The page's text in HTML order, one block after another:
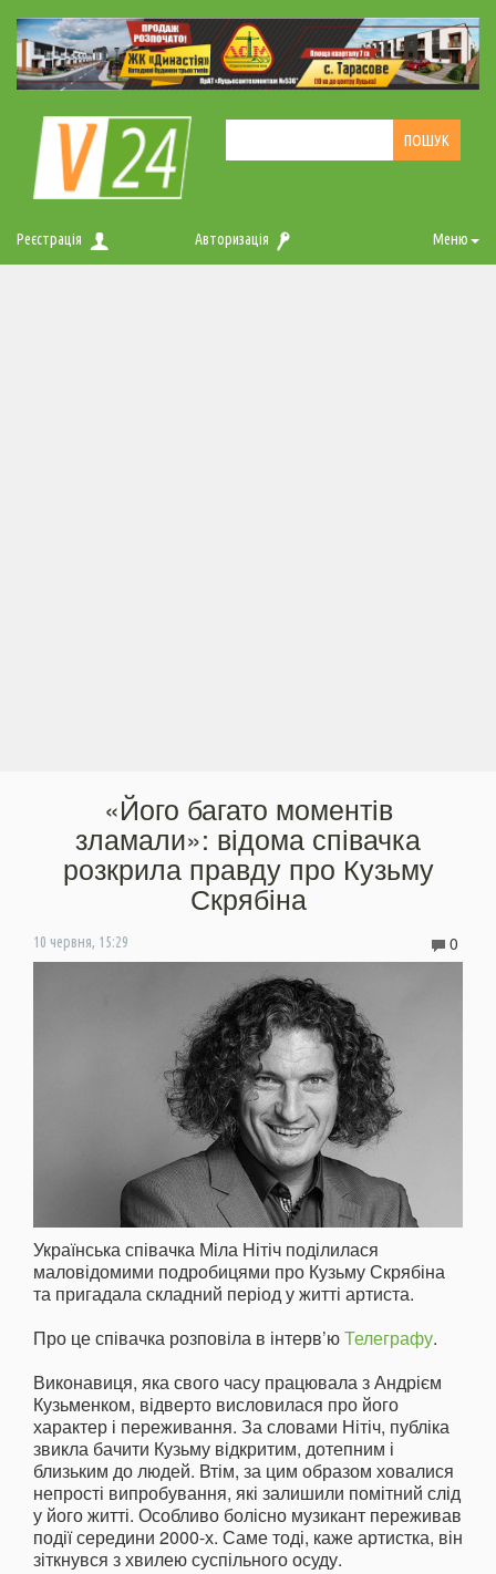
Реєстрація Авторизація Меню
«Його багато моментів
зламали»: відома співачка
розкрила правду про Кузьму
Скрябіна
10 червня, 15:29 0
Українська співачка Міла Нітіч поділилася
маловідомими подробицями про Кузьму Скрябіна
та пригадала складний період у житті артиста.
Про це співачка розповіла в інтерв’юТелеграфу.
Виконавиця, яка свого часу працювала з Андрієм
Кузьменком, відверто висловилася про його
характер і переживання. За словами Нітіч, публіка
звикла бачити Кузьму відкритим, дотепним і
близьким до людей. Втім, за цим образом ховалися
непрості випробування, які залишили помітний слід
у його житті. Особливо болісно музикант переживав
події середини 2000-х. Саме тоді, каже артистка, він
зіткнувся з хвилею суспільного осуду.